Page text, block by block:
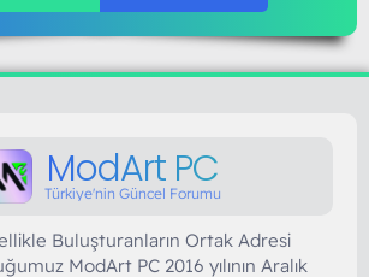
ModArt PC
Türkiye'nin Güncel Forumu
Buluşturanların Ortak Adresi
ModArt PC 2016 yılının Aralık